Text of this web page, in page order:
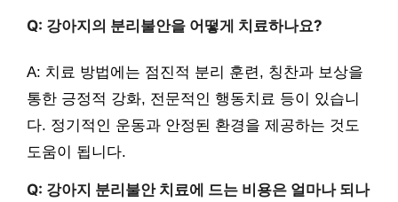
Q: 강아지의 분리불안을 어떻게 치료하나요?
A: 치료 방법에는 점진적 분리 훈련, 칭찬과 보상을
통한 긍정적 강화, 전문적인 행동치료 등이 있습니
다. 정기적인 운동과 안정된 환경을 제공하는 것도
도움이 됩니다.
Q: 강아지 분리불안 치료에 드는 비용은 얼마나 되나